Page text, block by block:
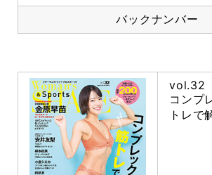
バックナンバー
vol.32
コンプ
トレで